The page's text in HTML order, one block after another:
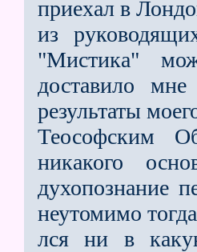
приехал в
из
"Мистика"
доставило
результаты
Теософским
никакого
духопознание
неутомимо
лся ни в